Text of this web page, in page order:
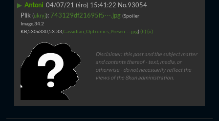
▶ Antoni 04/07/21 (śro) 15:41:22 No.93054
Plik (ukryj): 743129df21695f5⋯.jpg (Spoiler
Image,34.2
KB,530x330,53:33,Cassidian_Optronics_Presen….jpg)(h) (u)
Disclaimer: this post and the subject matter
and contents thereof - text, media, or
otherwise - do not necessarily reflect the
views of the 8kun administration.